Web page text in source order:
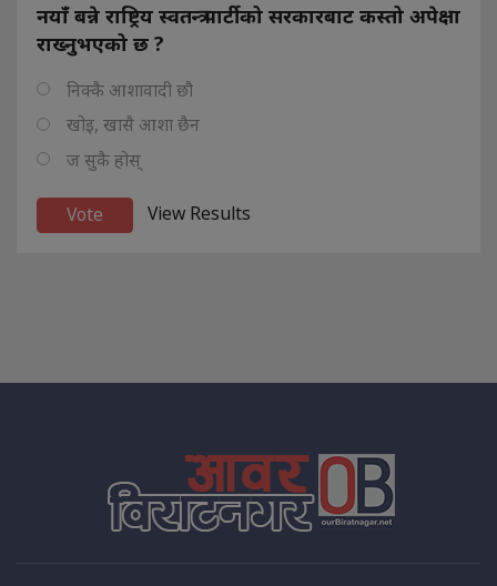
नयाँ बन्ने राष्ट्रिय स्वतन्त्र पार्टीको सरकारबाट कस्तो अपेक्षा
राख्नुभएको छ ?
निक्कै आशावादी छौ
खोइ, खासै आशा छैन
ज सुकै होस्
View Results